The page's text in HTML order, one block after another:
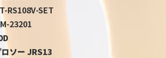
T-RS108V-SET
23201
ソー JRS13